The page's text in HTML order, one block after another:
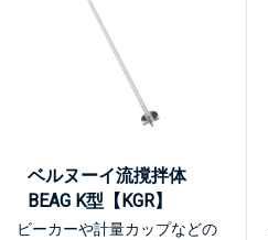
ベルヌーイ流撹拌体
BEAG K型【KGR】
ビーカーや計量カップなどの